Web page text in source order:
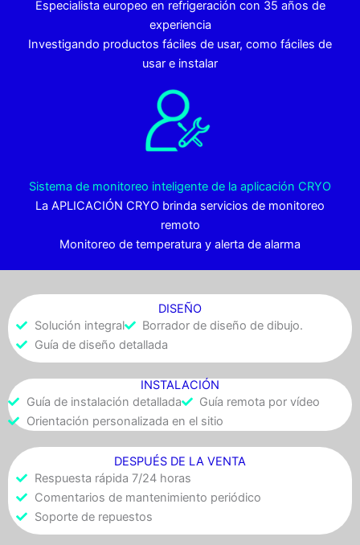
Especialista europeo en refrigeración con 35 años de
experiencia
Investigando productos fáciles de usar, como fáciles de
usar e instalar
Sistema de monitoreo inteligente de la aplicación CRYO
La APLICACIÓN CRYO brinda servicios de monitoreo
remoto
Monitoreo de temperatura y alerta de alarma
DISEÑO
Solución integral
Borrador de diseño de dibujo.
Guía de diseño detallada
INSTALACIÓN
Guía de instalación detallada
Guía remota por vídeo
Orientación personalizada en el sitio
DESPUÉS DE LA VENTA
Respuesta rápida 7/24 horas
Comentarios de mantenimiento periódico
Soporte de repuestos